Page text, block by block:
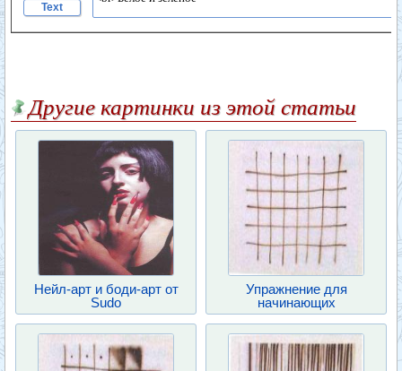
Text
Другие картинки из этой статьи
Нейл-арт и боди-арт от
Sudo
Упражнение для
начинающих